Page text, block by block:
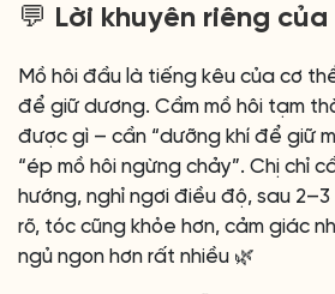
💬 Lời khuyên riêng của
Mồ hôi đầu là tiếng kêu của cơ
để giữ dương. Cầm mồ hôi tạm
được gì – cần “dưỡng khí để giữ
“ép mồ hôi ngừng chảy”. Chị chỉ
hướng, nghỉ ngơi điều độ, sau
rõ, tóc cũng khỏe hơn, cảm giác
ngủ ngon hơn rất nhiều 🌿